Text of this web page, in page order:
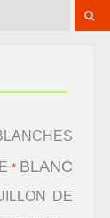
* BLANC
DE